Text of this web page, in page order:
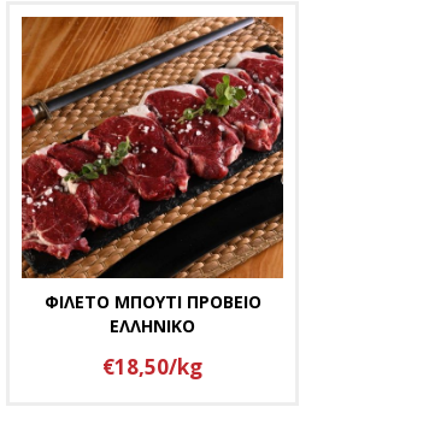
ΦΙΛΕΤΟ ΜΠΟΥΤΙ ΠΡΟΒΕΙΟ
ΕΛΛΗΝΙΚΟ
€18,50/kg